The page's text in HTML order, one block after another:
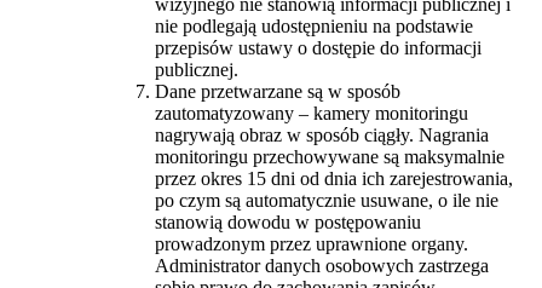
nie podlegają udostępnieniu na podstawie
przepisów ustawy o dostępie do informacji
publicznej.
Dane przetwarzane są w sposób
zautomatyzowany – kamery monitoringu
nagrywają obraz w sposób ciągły. Nagrania
monitoringu przechowywane są maksymalnie
przez okres 15 dni od dnia ich zarejestrowania,
po czym są automatycznie usuwane, o ile nie
stanowią dowodu w postępowaniu
prowadzonym przez uprawnione organy.
Administrator danych osobowych zastrzega